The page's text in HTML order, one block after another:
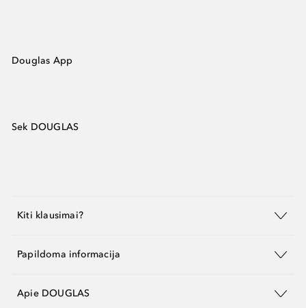
Douglas App
Sek DOUGLAS
Kiti klausimai?
Papildoma informacija
Apie DOUGLAS